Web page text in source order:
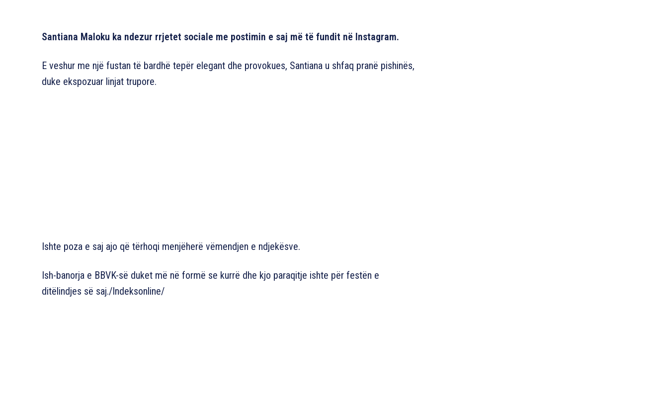
Santiana Maloku ka ndezur rrjetet sociale me postimin e saj më të fundit në Instagram.
E veshur me një fustan të bardhë tepër elegant dhe provokues, Santiana u shfaq pranë pishinës,
duke ekspozuar linjat trupore.
Ishte poza e saj ajo që tërhoqi menjëherë vëmendjen e ndjekësve.
Ish-banorja e BBVK-së duket më në formë se kurrë dhe kjo paraqitje ishte për festën e
ditëlindjes së saj./Indeksonline/